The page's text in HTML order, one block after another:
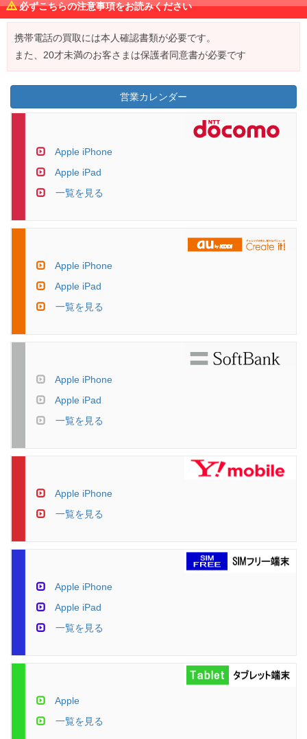
必ずこちらの注意事項をお読みください
携帯電話の買取には本人確認書類が必要です。
また、20才未満のお客さまは保護者同意書が必要です
営業カレンダー
Apple iPhone
Apple iPad
一覧を見る
Apple iPhone
Apple iPad
一覧を見る
Apple iPhone
Apple iPad
一覧を見る
Apple iPhone
一覧を見る
Apple iPhone
Apple iPad
一覧を見る
Apple
一覧を見る